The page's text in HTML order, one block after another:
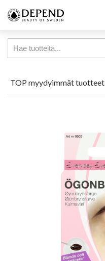
TOP myydyimmät tuotteet